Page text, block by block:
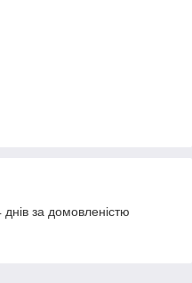
за домовленістю